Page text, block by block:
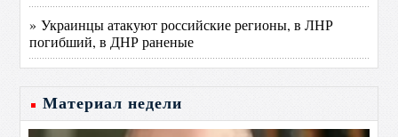
» Украинцы атакуют российские регионы, в ЛНР
погибший, в ДНР раненые
Материал недели